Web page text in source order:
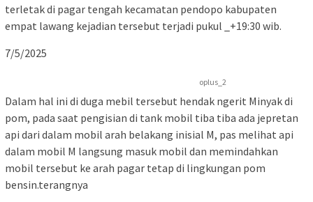
terletak di pagar tengah kecamatan pendopo kabupaten
empat lawang kejadian tersebut terjadi pukul _+19:30 wib.
7/5/2025
oplus_2
Dalam hal ini di duga mebil tersebut hendak ngerit Minyak di
pom, pada saat pengisian di tank mobil tiba tiba ada jepretan
api dari dalam mobil arah belakang inisial M, pas melihat api
dalam mobil M langsung masuk mobil dan memindahkan
mobil tersebut ke arah pagar tetap di lingkungan pom
bensin.terangnya